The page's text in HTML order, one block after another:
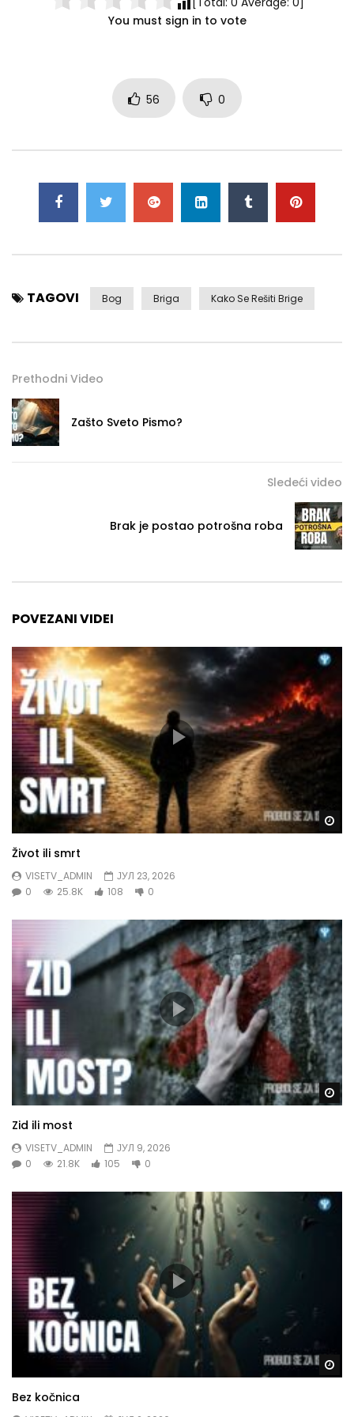
You must sign in to vote
56 0
TAGOVI Bog Briga Kako Se Rešiti Brige
Prethodni Video
Zašto Sveto Pismo?
Sledeći video
Brak je postao potrošna roba
POVEZANI VIDEI
Život ili smrt
VISETV_ADMIN
ЈУЛ 23, 2026
0
25.8K 108 0
Zid ili most
VISETV_ADMIN
ЈУЛ 9, 2026
0
21.8K 105 0
Bez kočnica